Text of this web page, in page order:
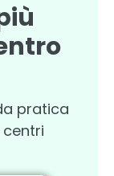
pratica